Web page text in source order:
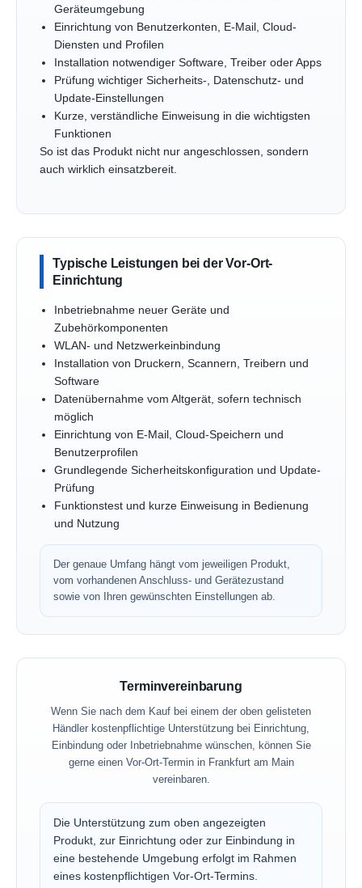
Geräteumgebung
Einrichtung von Benutzerkonten, E-Mail, Cloud-
Diensten und Profilen
Installation notwendiger Software, Treiber oder Apps
Prüfung wichtiger Sicherheits-, Datenschutz- und
Update-Einstellungen
Kurze, verständliche Einweisung in die wichtigsten
Funktionen
So ist das Produkt nicht nur angeschlossen, sondern
auch wirklich einsatzbereit.
Typische Leistungen bei der Vor-Ort-
Einrichtung
Inbetriebnahme neuer Geräte und
Zubehörkomponenten
WLAN- und Netzwerkeinbindung
Installation von Druckern, Scannern, Treibern und
Software
Datenübernahme vom Altgerät, sofern technisch
möglich
Einrichtung von E-Mail, Cloud-Speichern und
Benutzerprofilen
Grundlegende Sicherheitskonfiguration und Update-
Prüfung
Funktionstest und kurze Einweisung in Bedienung
und Nutzung
Der genaue Umfang hängt vom jeweiligen Produkt,
vom vorhandenen Anschluss- und Gerätezustand
sowie von Ihren gewünschten Einstellungen ab.
Terminvereinbarung
Wenn Sie nach dem Kauf bei einem der oben gelisteten
Händler kostenpflichtige Unterstützung bei Einrichtung,
Einbindung oder Inbetriebnahme wünschen, können Sie
gerne einen Vor-Ort-Termin in Frankfurt am Main
vereinbaren.
Die Unterstützung zum oben angezeigten
Produkt, zur Einrichtung oder zur Einbindung in
eine bestehende Umgebung erfolgt im Rahmen
eines kostenpflichtigen Vor-Ort-Termins.